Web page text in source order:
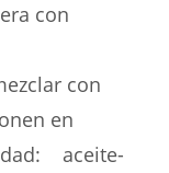
con
con
en
aceite-